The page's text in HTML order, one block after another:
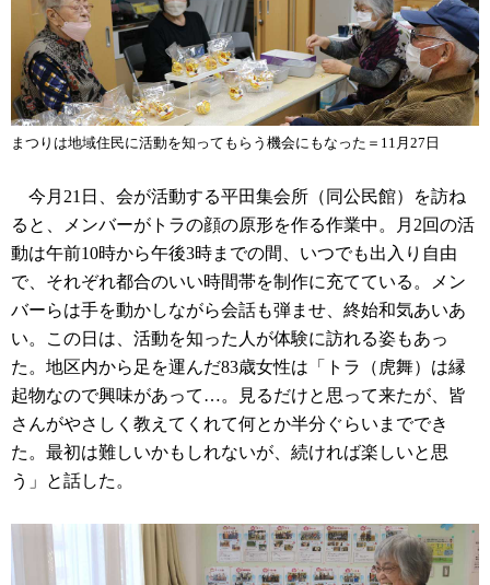
まつりは地域住民に活動を知ってもらう機会にもなった＝11月27日
今月21日、会が活動する平田集会所（同公民館）を訪ね
ると、メンバーがトラの顔の原形を作る作業中。月2回の活
動は午前10時から午後3時までの間、いつでも出入り自由
で、それぞれ都合のいい時間帯を制作に充てている。メン
バーらは手を動かしながら会話も弾ませ、終始和気あいあ
い。この日は、活動を知った人が体験に訪れる姿もあっ
た。地区内から足を運んだ83歳女性は「トラ（虎舞）は縁
起物なので興味があって…。見るだけと思って来たが、皆
さんがやさしく教えてくれて何とか半分ぐらいまででき
た。最初は難しいかもしれないが、続ければ楽しいと思
う」と話した。